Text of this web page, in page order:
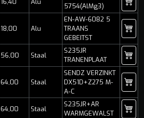
16,40 Alu
5754(AlMg3)
18,00 Alu
EN-AW-6082 5
TRAANS
GEBEITST
56,00 Staal
S235JR
TRANENPLAAT
64,00 Staal
SENDZ VERZINKT
DX51D+Z275 M-
A-C
64,00 Staal
S235JR+AR
WARMGEWALST